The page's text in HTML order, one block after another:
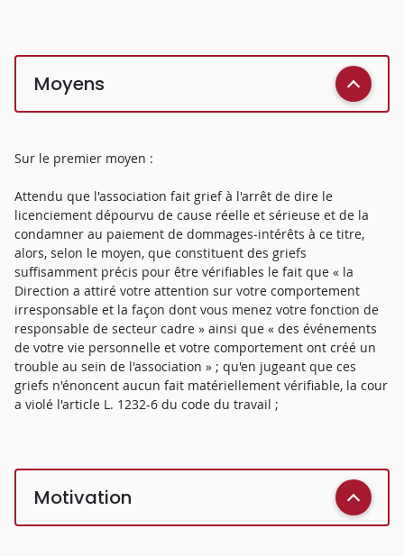
Moyens
Sur le premier moyen :
Attendu que l'association fait grief à l'arrêt de dire le
licenciement dépourvu de cause réelle et sérieuse et de la
condamner au paiement de dommages-intérêts à ce titre,
alors, selon le moyen, que constituent des griefs
suffisamment précis pour être vérifiables le fait que « la
Direction a attiré votre attention sur votre comportement
irresponsable et la façon dont vous menez votre fonction de
responsable de secteur cadre » ainsi que « des événements
de votre vie personnelle et votre comportement ont créé un
trouble au sein de l'association » ; qu'en jugeant que ces
griefs n'énoncent aucun fait matériellement vérifiable, la cour
a violé l'article L. 1232-6 du code du travail ;
Motivation